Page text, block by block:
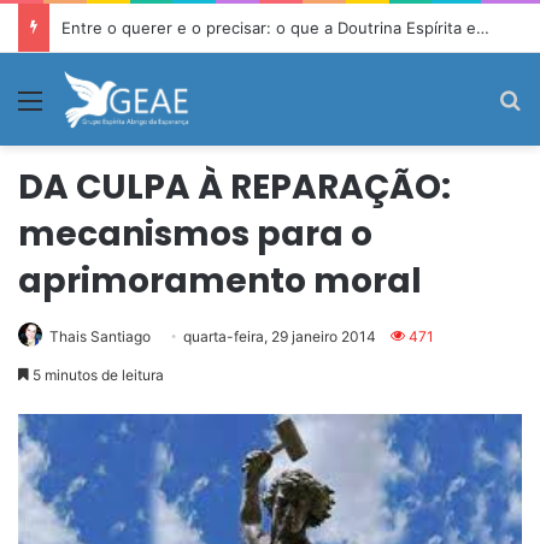
Entre o querer e o precisar: o que a Doutrina Espírita ensina sobre desejo e necessidade
Menu
DA CULPA À REPARAÇÃO:
mecanismos para o
aprimoramento moral
Thais Santiago quarta-feira, 29 janeiro 2014 471
5 minutos de leitura